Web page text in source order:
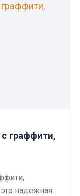
с граффити,
надежная